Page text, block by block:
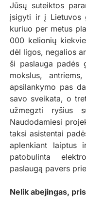
Jūsų suteiktos
įsigyti ir į Lietuvos
kuriuo per metus
000 kelionių
dėl ligos, negalios
ši paslauga padės
mokslus,
apsilankymo pas
savo sveikata, o
užmegzti ryšius
Naudodamiesi
taksi asistentai
aplenkiant laiptus
patobulinta
paslaugą pavers
Nelik abejingas,